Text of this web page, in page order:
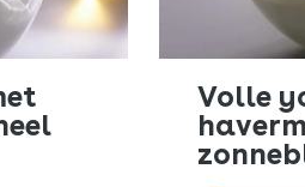
Volle